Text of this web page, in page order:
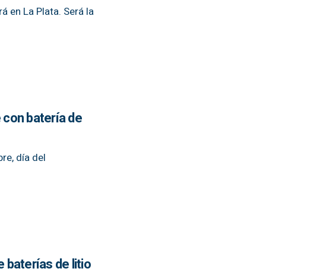
en La Plata. Será la
batería de
día del
baterías de litio